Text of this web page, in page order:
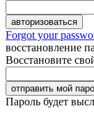
Forgot your
восстановление
Восстановите
Пароль будет